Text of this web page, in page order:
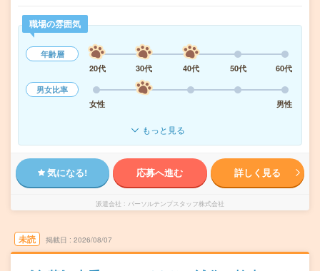
職場の雰囲気
年齢層
20代
30代 40代 50代
60代
男女比率
女性
男性
もっと見る
気になる! 応募へ進む 詳しく見る
派遣会社 パーソルテンプスタッフ株式会社
未読 掲載日 2026/08/07